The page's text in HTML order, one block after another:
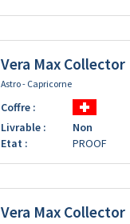
Vera Max Collector
Astro - Capricorne
Coffre :
Livrable :
Non
Etat :
PROOF
Vera Max Collector